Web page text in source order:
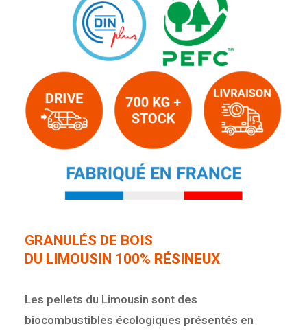
GRANULÉS DE BOIS
DU LIMOUSIN 100% RÉSINEUX
Les pellets du Limousin sont des
biocombustibles écologiques présentés en